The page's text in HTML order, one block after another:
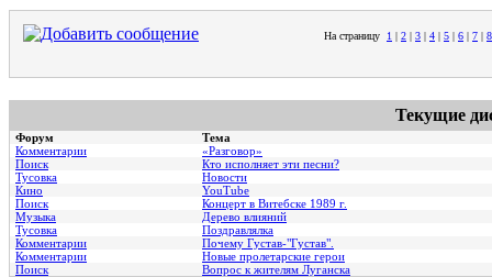
На страницу 1 | 2 | 3 | 4 | 5 | 6 | 7 | 8
Текущие
Форум
Тема
Комментарии
«Разговор»
Поиск
Кто исполняет эти песни?
Тусовка
Новости
Кино
YouTube
Поиск
Концерт в Витебске 1989 г.
Музыка
Дерево влияний
Тусовка
Поздравлялка
Комментарии
Почему Густав-"Густав".
Комментарии
Hовые пролетарские герои
Поиск
Вопрос к жителям Луганска